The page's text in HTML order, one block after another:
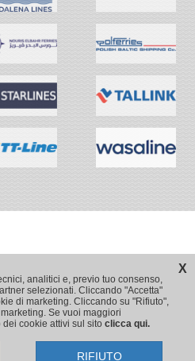
X
analitici e, previo tuo consenso,
selezionati. Cliccando "Accetta"
di marketing. Cliccando su "Rifiuto",
Se vuoi maggiori
cookie attivi sul sito clicca qui.
RIFIUTO